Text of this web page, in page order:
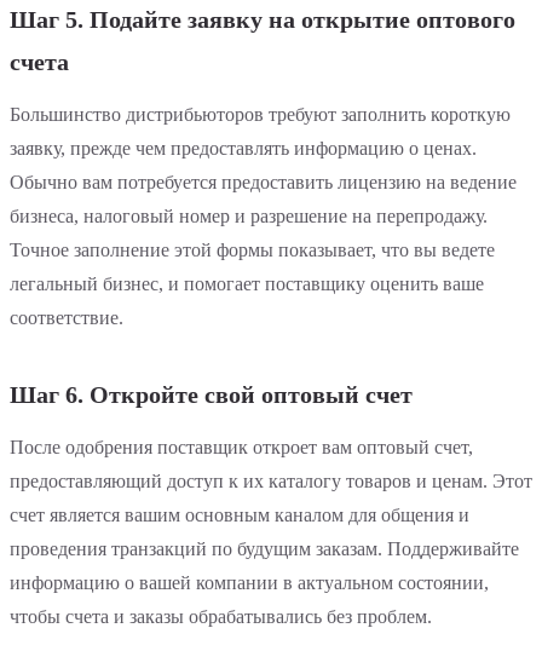
Шаг 5. Подайте заявку на открытие оптового
счета
Большинство дистрибьюторов требуют заполнить короткую
заявку, прежде чем предоставлять информацию о ценах.
Обычно вам потребуется предоставить лицензию на ведение
бизнеса, налоговый номер и разрешение на перепродажу.
Точное заполнение этой формы показывает, что вы ведете
легальный бизнес, и помогает поставщику оценить ваше
соответствие.
Шаг 6. Откройте свой оптовый счет
После одобрения поставщик откроет вам оптовый счет,
предоставляющий доступ к их каталогу товаров и ценам. Этот
счет является вашим основным каналом для общения и
проведения транзакций по будущим заказам. Поддерживайте
информацию о вашей компании в актуальном состоянии,
чтобы счета и заказы обрабатывались без проблем.